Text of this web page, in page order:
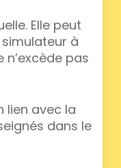
Elle peut
à
pas
lien avec la
dans le